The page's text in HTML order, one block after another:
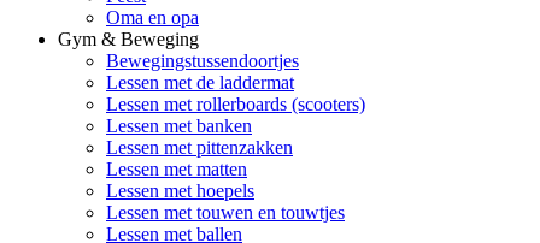
Oma en opa
Gym & Beweging
Bewegingstussendoortjes
Lessen met de laddermat
Lessen met rollerboards (scooters)
Lessen met banken
Lessen met pittenzakken
Lessen met matten
Lessen met hoepels
Lessen met touwen en touwtjes
Lessen met ballen